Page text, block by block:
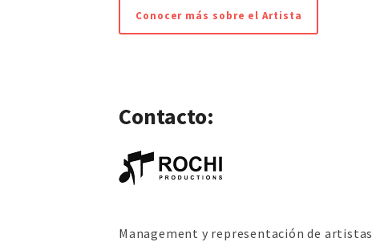
Conocer más sobre el Artista
Contacto:
Management y representación de artistas